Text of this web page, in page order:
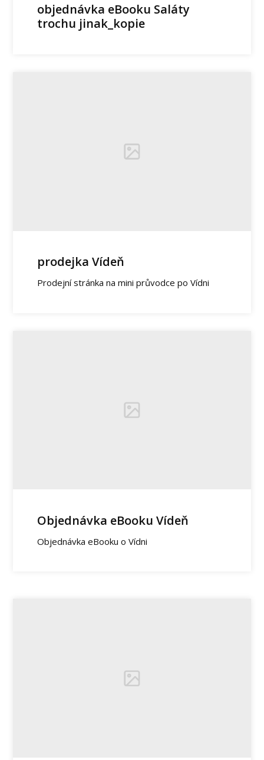
objednávka eBooku Saláty
trochu jinak_kopie
prodejka Vídeň
Prodejní stránka na mini průvodce po Vídni
Objednávka eBooku Vídeň
Objednávka eBooku o Vídni